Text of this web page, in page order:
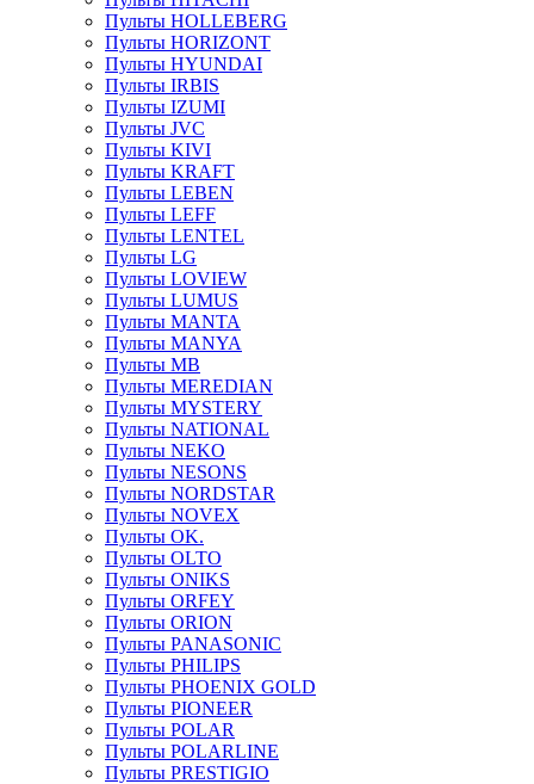
Пульты HOLLEBERG
Пульты HORIZONT
Пульты HYUNDAI
Пульты IRBIS
Пульты IZUMI
Пульты JVC
Пульты KIVI
Пульты KRAFT
Пульты LEBEN
Пульты LEFF
Пульты LENTEL
Пульты LG
Пульты LOVIEW
Пульты LUMUS
Пульты MANTA
Пульты MANYA
Пульты MB
Пульты MEREDIAN
Пульты MYSTERY
Пульты NATIONAL
Пульты NEKO
Пульты NESONS
Пульты NORDSTAR
Пульты NOVEX
Пульты OK.
Пульты OLTO
Пульты ONIKS
Пульты ORFEY
Пульты ORION
Пульты PANASONIC
Пульты PHILIPS
Пульты PHOENIX GOLD
Пульты PIONEER
Пульты POLAR
Пульты POLARLINE
Пульты PRESTIGIO